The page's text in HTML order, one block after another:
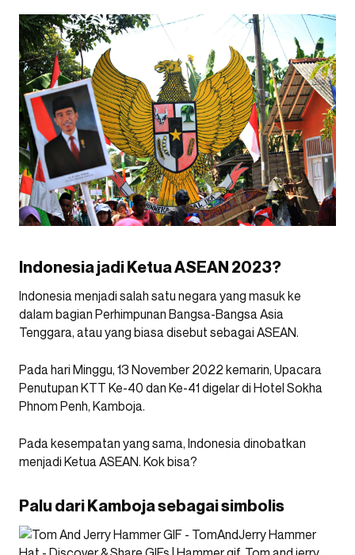
Indonesia jadi Ketua ASEAN 2023?
Indonesia menjadi salah satu negara yang masuk ke
dalam bagian Perhimpunan Bangsa-Bangsa Asia
Tenggara, atau yang biasa disebut sebagai ASEAN.
Pada hari Minggu, 13 November 2022 kemarin, Upacara
Penutupan KTT Ke-40 dan Ke-41 digelar di Hotel Sokha
Phnom Penh, Kamboja.
Pada kesempatan yang sama, Indonesia dinobatkan
menjadi Ketua ASEAN. Kok bisa?
Palu dari Kamboja sebagai simbolis